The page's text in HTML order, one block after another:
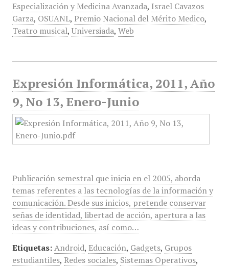
Especialización y Medicina Avanzada, Israel Cavazos
Garza, OSUANL, Premio Nacional del Mérito Medico,
Teatro musical, Universiada, Web
Expresión Informática, 2011, Año
9, No 13, Enero-Junio
Publicación semestral que inicia en el 2005, aborda
temas referentes a las tecnologías de la información y
comunicación. Desde sus inicios, pretende conservar
señas de identidad, libertad de acción, apertura a las
ideas y contribuciones, así como…
Etiquetas: Android, Educación, Gadgets, Grupos
estudiantiles, Redes sociales, Sistemas Operativos,